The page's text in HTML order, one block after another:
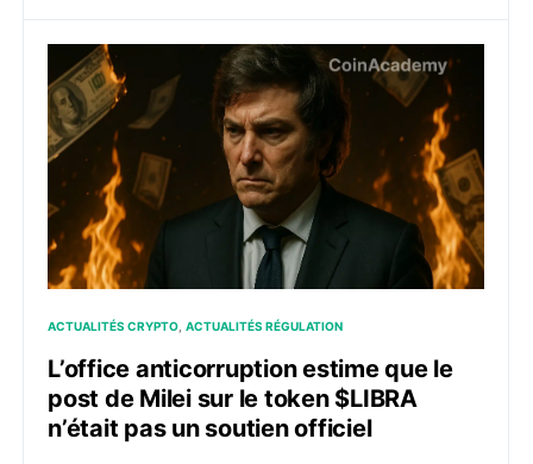
L’office anticorruption estime que le post de Milei
ACTUALITÉS CRYPTO ACTUALITÉS RÉGULATION
L’office anticorruption estime que le
post de Milei sur le token $LIBRA
n’était pas un soutien officiel